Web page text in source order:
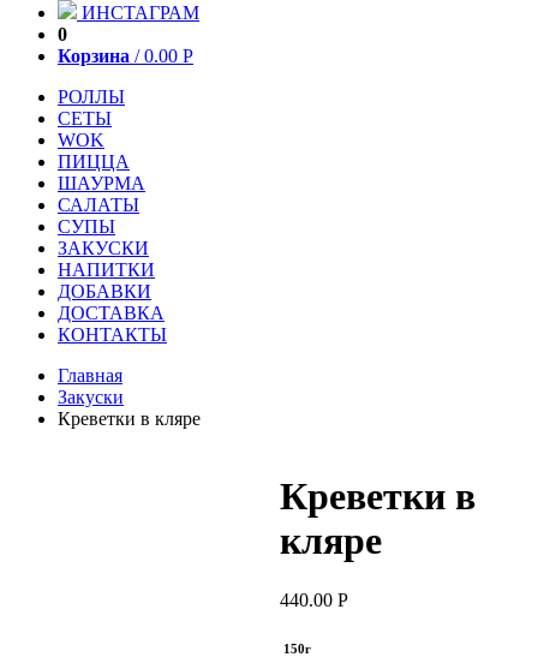
ИНСТАГРАМ
0
Корзина /0.00 Р
РОЛЛЫ
СЕТЫ
WOK
ПИЦЦА
ШАУРМА
САЛАТЫ
СУПЫ
ЗАКУСКИ
НАПИТКИ
ДОБАВКИ
ДОСТАВКА
КОНТАКТЫ
Главная
Закуски
Креветки в кляре
Креветки в
кляре
440.00 Р
150г